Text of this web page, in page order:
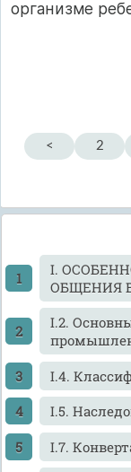
организме
< 2
I.
ОБЩЕНИЯ
I.2.
I.4.
I.5.
I.7.